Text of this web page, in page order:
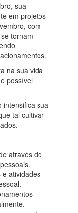
sua
em projetos
com
tornam
na sua vida
possível
intensifica sua
tal cultivar
através de
e atividades